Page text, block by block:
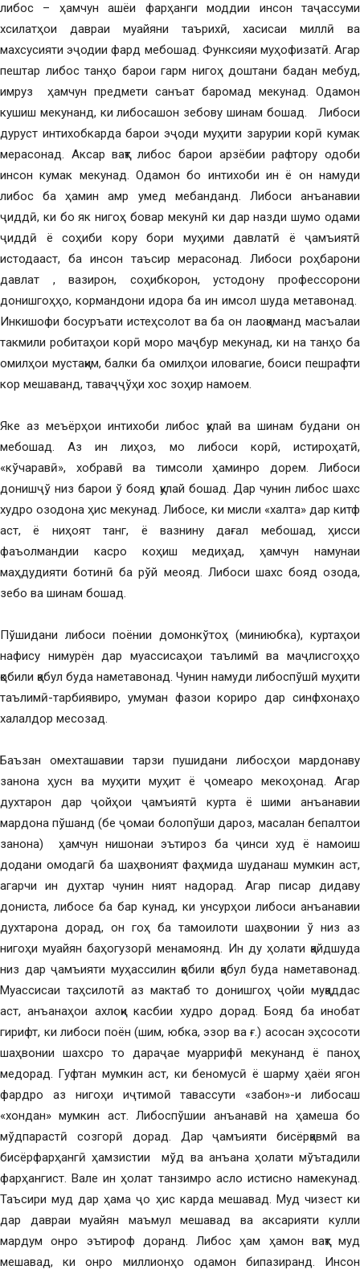
либос – ҳамчун ашёи фарҳанги моддии инсон таҷассуми
хсилатҳои давраи муайяни таърихӣ, хасисаи миллӣ ва
махсусияти эҷодии фард мебошад. Функсияи муҳофизатӣ. Агар
пештар либос танҳо барои гарм нигоҳ доштани бадан мебуд,
имруз ҳамчун предмети санъат баромад мекунад. Одамон
кушиш мекунанд, ки либосашон зебову шинам бошад. Либоси
дуруст интихобкарда барои эҷоди муҳити зарурии корӣ кумак
мерасонад. Аксар вақт либос барои арзёбии рафтору одоби
инсон кумак мекунад. Одамон бо интихоби ин ё он намуди
либос ба ҳамин амр умед мебанданд. Либоси анъанавии
ҷиддӣ, ки бо як нигоҳ бовар мекунӣ ки дар назди шумо одами
ҷиддӣ ё соҳиби кору бори муҳими давлатӣ ё ҷамъиятӣ
истодааст, ба инсон таъсир мерасонад. Либоси роҳбарони
давлат , вазирон, соҳибкорон, устодону профессорони
донишгоҳҳо, кормандони идора ба ин имсол шуда метавонад.
Инкишофи босуръати истеҳсолот ва ба он лаоқаманд масъалаи
такмили робитаҳои корӣ моро маҷбур мекунад, ки на танҳо ба
омилҳои мустақим, балки ба омилҳои иловагие, боиси пешрафти
кор мешаванд, таваҷҷўҳи хос зоҳир намоем.
Яке аз меъёрҳои интихоби либос қулай ва шинам будани он
мебошад. Аз ин лиҳоз, мо либоси корӣ, истироҳатӣ,
«кўчаравӣ», хобравӣ ва тимсоли ҳаминро дорем. Либоси
донишҷў низ барои ў бояд қулай бошад. Дар чунин либос шахс
худро озодона ҳис мекунад. Либосе, ки мисли «халта» дар китф
аст, ё ниҳоят танг, ё вазнину дағал мебошад, ҳисси
фаъолмандии касро коҳиш медиҳад, ҳамчун намунаи
маҳдудияти ботинӣ ба рўй меояд. Либоси шахс бояд озода,
зебо ва шинам бошад.
Пўшидани либоси поёнии домонкўтоҳ (миниюбка), куртаҳои
нафису нимурён дар муассисаҳои таълимӣ ва маҷлисгоҳҳо
қобили қабул буда наметавонад. Чунин намуди либоспўшӣ муҳити
таълимӣ-тарбиявиро, умуман фазои кориро дар синфхонаҳо
халалдор месозад.
Баъзан омехташавии тарзи пушидани либосҳои мардонаву
занона ҳусн ва муҳити муҳит ё ҷомеаро мекоҳонад. Агар
духтарон дар ҷойҳои ҷамъиятӣ курта ё шими анъанавии
мардона пўшанд (бе ҷомаи болопўши дароз, масалан бепалтои
занона) ҳамчун нишонаи эътироз ба ҷинси худ ё намоиш
додани омодагӣ ба шаҳвоният фаҳмида шуданаш мумкин аст,
агарчи ин духтар чунин ният надорад. Агар писар дидаву
дониста, либосе ба бар кунад, ки унсурҳои либоси анъанавии
духтарона дорад, он гоҳ ба тамоилоти шаҳвонии ў низ аз
нигоҳи муайян баҳогузорӣ менамоянд. Ин ду ҳолати қайдшуда
низ дар ҷамъияти муҳассилин қобили қабул буда наметавонад.
Муассисаи таҳсилотӣ аз мактаб то донишгоҳ ҷойи муқаддас
аст, анъанаҳои ахлоқи касбии худро дорад. Бояд ба инобат
гирифт, ки либоси поён (шим, юбка, эзор ва ғ.) асосан эҳсосоти
шаҳвонии шахсро то дараҷае муаррифӣ мекунанд ё паноҳ
медорад. Гуфтан мумкин аст, ки беномусӣ ё шарму ҳаёи ягон
фардро аз нигоҳи иҷтимоӣ тавассути «забон»-и либосаш
«хондан» мумкин аст. Либоспўшии анъанавӣ на ҳамеша бо
мўдпарастӣ созгорӣ дорад. Дар ҷамъияти бисёрқавмӣ ва
бисёрфарҳангӣ ҳамзистии мўд ва анъана ҳолати мўътадили
фарҳангист. Вале ин ҳолат танзимро асло истисно намекунад.
Таъсири муд дар ҳама ҷо ҳис карда мешавад. Муд чизест ки
дар давраи муайян маъмул мешавад ва аксарияти кулли
мардум онро эътироф доранд. Либос ҳам ҳамон вақт муд
мешавад, ки онро миллионҳо одамон бипазиранд. Инсон